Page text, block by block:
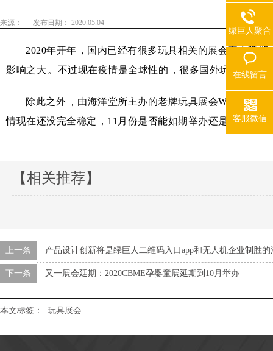
来源： 发布日期： 2020.05.04
2020年开年，国内已经有很多玩具相关的展会宣布延期
影响之大。不过现在疫情是全球性的，很多国外玩具展会
除此之外，由海洋堂所主办的老牌玩具展会
情现在还没完全稳定，11月份是否能如期举办还是未知数。
【相关推荐】
上一条 产品设计创新将是绿巨人二维码入口app和无人机企业制胜的
下一条 又一展会延期：2020CBME孕婴童展延期到10月举办
本文标签： 玩具展会
绿巨人聚合
在线留言
客服微信